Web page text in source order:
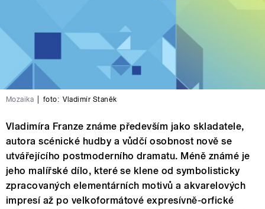
Mozaika foto: Vladimír Staněk
Vladimíra Franze známe především jako skladatele,
autora scénické hudby a vůdčí osobnost nově se
utvářejícího postmoderního dramatu. Méně známé je
jeho malířské dílo, které se klene od symbolisticky
zpracovaných elementárních motivů a akvarelových
impresí až po velkoformátové expresívně-orfické